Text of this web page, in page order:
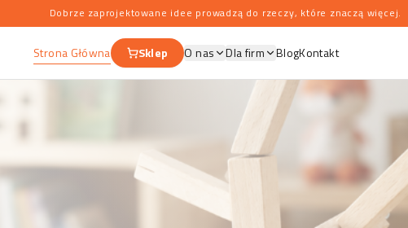
Dobrze zaprojektowane idee prowadzą do rzeczy, które znaczą więcej.
Strona Główna Sklep O nas Dla firm BlogKontakt